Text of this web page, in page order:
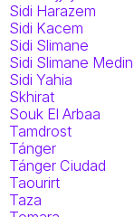
Sidi Harazem
Sidi Kacem
Sidi Slimane
Sidi Slimane
Sidi Yahia
Skhirat
Souk El Arbaa
Tamdrost
Tánger
Tánger Ciudad
Taourirt
Taza